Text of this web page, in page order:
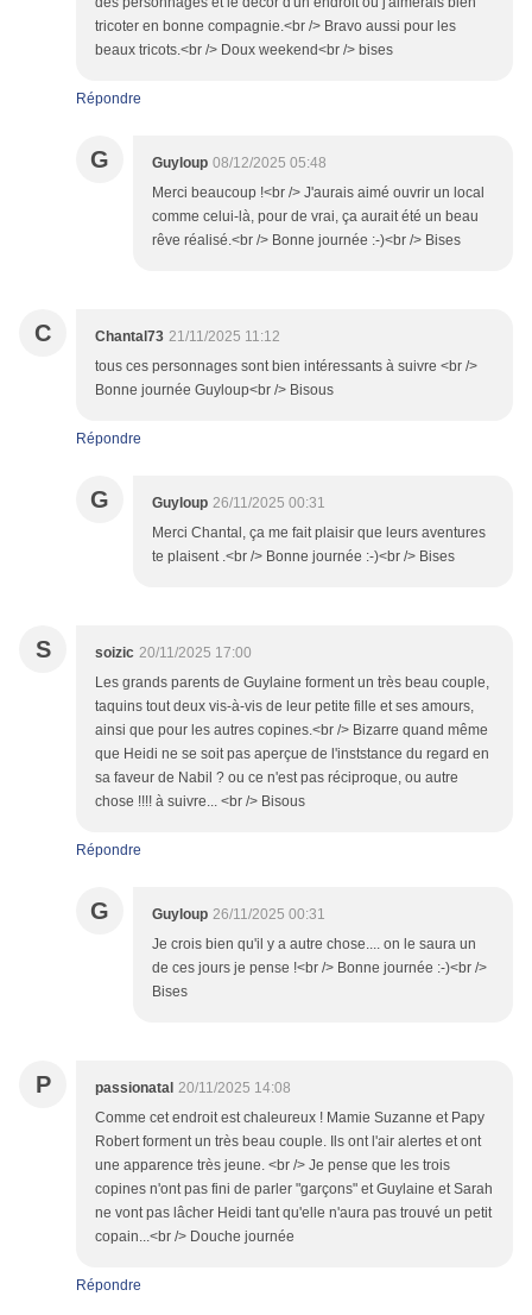
tricoter en bonne compagnie.<br /> Bravo aussi pour les
beaux tricots.<br /> Doux weekend<br /> bises
Répondre
G Guyloup 08/12/2025 05:48
Merci beaucoup !<br /> J'aurais aimé ouvrir un local
comme celui-là, pour de vrai, ça aurait été un beau
rêve réalisé.<br /> Bonne journée :-)<br /> Bises
C Chantal73 21/11/2025 11:12
tous ces personnages sont bien intéressants à suivre <br />
Bonne journée Guyloup<br /> Bisous
Répondre
G Guyloup 26/11/2025 00:31
Merci Chantal, ça me fait plaisir que leurs aventures
te plaisent .<br /> Bonne journée :-)<br /> Bises
S soizic 20/11/2025 17:00
Les grands parents de Guylaine forment un très beau couple,
taquins tout deux vis-à-vis de leur petite fille et ses amours,
ainsi que pour les autres copines.<br /> Bizarre quand même
que Heidi ne se soit pas aperçue de l'inststance du regard en
sa faveur de Nabil ? ou ce n'est pas réciproque, ou autre
chose !!!! à suivre... <br /> Bisous
Répondre
G Guyloup 26/11/2025 00:31
Je crois bien qu'il y a autre chose.... on le saura un
de ces jours je pense !<br /> Bonne journée :-)<br />
Bises
P passionatal 20/11/2025 14:08
Comme cet endroit est chaleureux ! Mamie Suzanne et Papy
Robert forment un très beau couple. Ils ont l'air alertes et ont
une apparence très jeune. <br /> Je pense que les trois
copines n'ont pas fini de parler "garçons" et Guylaine et Sarah
ne vont pas lâcher Heidi tant qu'elle n'aura pas trouvé un petit
copain...<br /> Douche journée
Répondre